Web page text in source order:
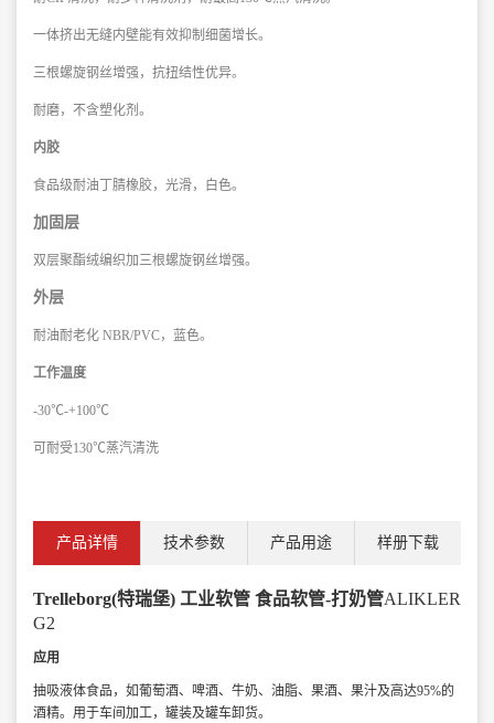
一体挤出无缝内壁能有效抑制细菌增长。
三根螺旋钢丝增强，抗扭结性优异。
耐磨，不含塑化剂。
内胶
食品级耐油丁腈橡胶，光滑，白色。
加固层
双层聚酯绒编织加三根螺旋钢丝增强。
外层
耐油耐老化 NBR/PVC，蓝色。
工作温度
-30℃-+100℃
可耐受130℃蒸汽清洗
产品详情 技术参数 产品用途 样册下载
Trelleborg(特瑞堡) 工业软管 食品软管-打奶管ALIKLER
G2
应用
抽吸液体食品，如葡萄酒、啤酒、牛奶、油脂、果酒、果汁及高达95%的
酒精。用于车间加工，罐装及罐车卸货。